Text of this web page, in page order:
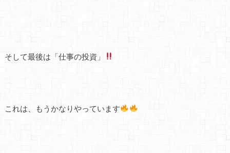
そして最後は「仕事の投資」
これは、もうかなりやっています